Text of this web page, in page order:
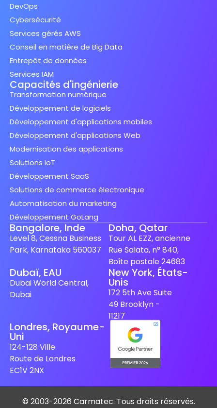
DevOps
Cybersécurité
Services gérés AWS
Conseil en matière de Big Data
Entrepôt de données
Services IAM
Capacités d'ingénierie
Transformation numérique
Développement de logiciels
Développement d'applications mobiles
Développement d'applications Web
Modernisation des applications
Solutions IoT
Développement SaaS
Solutions de commerce électronique
Automatisation du marketing
Développement GoLang
Bangalore, Inde
Level 8, Cessna Business
Park, Karnataka 560037
Doha, Qatar
Tour AL EZZ, ancienne
Rue Salata, n° 840,
Boîte postale 24683
Dubaï, EAU
Dubai World Central,
Dubai
New York, États-
Unis
172 5th Ave Suite
49 Brooklyn -
11217
Londres, Royaume-
Uni
124-128 Ville
Route de Londres
EC1V 2NX
© 2003-2026 Carmatec. Tous droits réservés.
German
Japanese
Dutch
Spanish (Spain)